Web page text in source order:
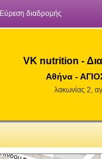
Εύρεση διαδρομής
VK nutrition -
Αθήνα -
λακωνίας 2,